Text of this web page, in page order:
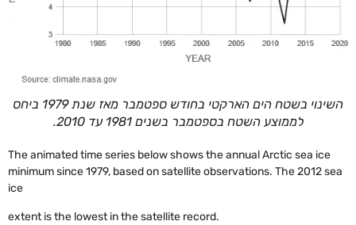
השינוי בשטח הים הארקטי בחודש ספטמבר מאז שנת 1979 ביחס
לממוצע השטח בספטמבר בשנים 1981 עד 2010.
The animated time series below shows the annual Arctic sea ice
minimum since 1979, based on satellite observations. The 2012 sea
ice
extent is the lowest in the satellite record.